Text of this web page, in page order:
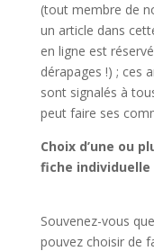
(tout membre de
un article dans
en ligne est
dérapages !) ; ces
sont signalés à
peut faire ses
Choix d’une ou
fiche individuelle
Souvenez-vous
pouvez choisir de